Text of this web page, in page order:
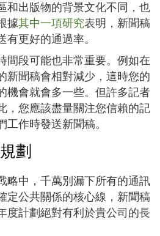
和出版物的背景文化不同，也
據其中一項研究表明，新聞稿
更好的通過率。
間段可能也非常重要。例如在
新聞稿會相對減少，這時您的
機會就會多一些。但許多記者
，您應該盡量關注您信賴的記
作時發送新聞稿。
劃
略中，千萬別漏下所有的通訊
定公共關係的核心線，新聞稿
度計劃絕對有利於貴公司的長